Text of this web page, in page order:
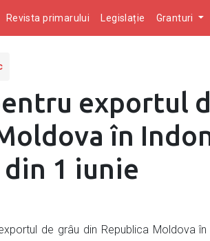
Revista primarului Legislație Granturi
exportul
în
1 iunie
de grâu din Republica Moldova